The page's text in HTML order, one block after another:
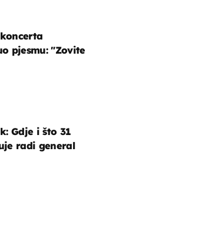
pjesmu: "Zovite
Gdje i što 31
radi general